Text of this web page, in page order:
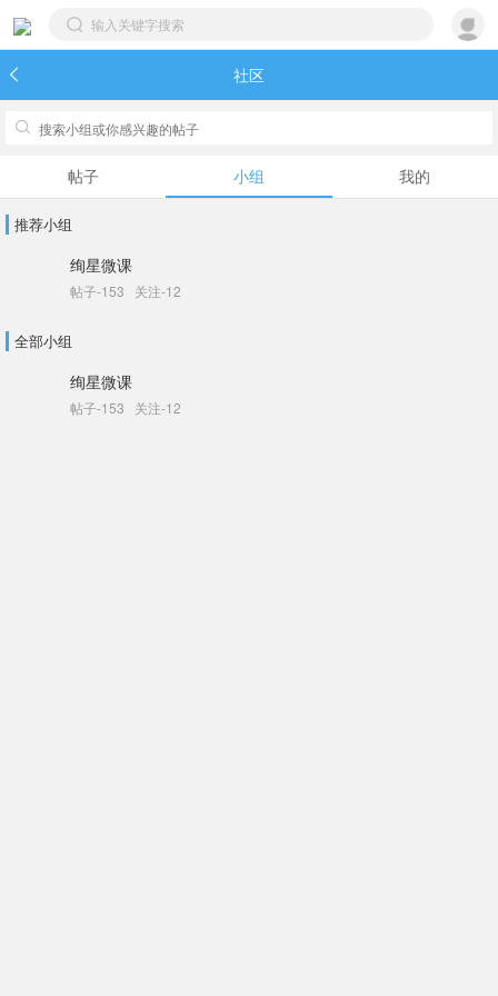
 社区

帖子 小组 我的
推荐小组
绚星微课
帖子-153 关注-12
全部小组
绚星微课
帖子-153 关注-12